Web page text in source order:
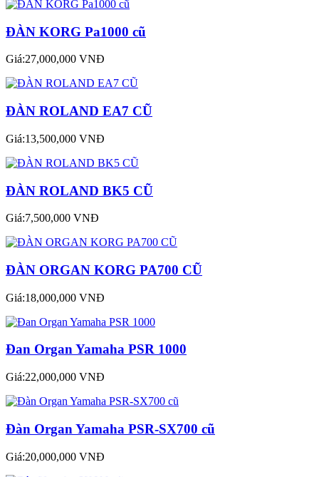
ĐÀN KORG Pa1000 cũ
Giá:27,000,000 VNĐ
ĐÀN ROLAND EA7 CŨ
Giá:13,500,000 VNĐ
ĐÀN ROLAND BK5 CŨ
Giá:7,500,000 VNĐ
ĐÀN ORGAN KORG PA700 CŨ
Giá:18,000,000 VNĐ
Đan Organ Yamaha PSR 1000
Giá:22,000,000 VNĐ
Đàn Organ Yamaha PSR-SX700 cũ
Giá:20,000,000 VNĐ